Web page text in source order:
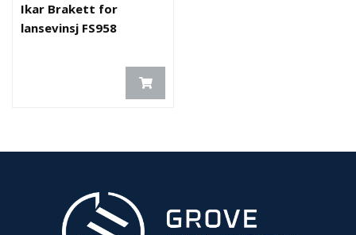
Ikar Brakett for
lansevinsj FS958